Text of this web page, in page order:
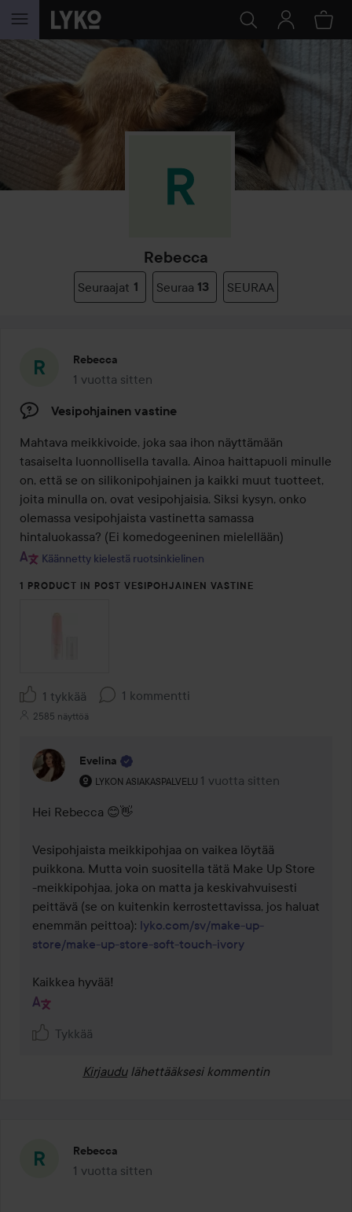
SIIRTYÄ JHK SISÄLTÖÖN
Rebecca
Seuraajat 1 Seuraa 13 SEURAA
Rebecca
1 vuotta sitten
Viesti luotiin 1 vuotta sitten
Vesipohjainen vastine
Mahtava meikkivoide, joka saa ihon näyttämään
tasaiselta luonnollisella tavalla. Ainoa haittapuoli minulle
on, että se on silikonipohjainen ja kaikki muut tuotteet,
joita minulla on, ovat vesipohjaisia. Siksi kysyn, onko
olemassa vesipohjaista vastinetta samassa
hintaluokassa? (Ei komedogeeninen mielellään)
Käännetty kielestä ruotsinkielinen
1 PRODUCT IN POST VESIPOHJAINEN VASTINE
1 tykkää 1 kommentti
2585 näyttöä
Evelina
LYKON ASIAKASPALVELU
Käyttäjän rooli: Lykon asiakaspalvelu .
1 vuotta sitten
Kommentti lisättiin 1
Hei Rebecca 😊👋
Vesipohjaista meikkipohjaa on vaikea löytää
puikkona. Mutta voin suositella tätä Make Up Store
-meikkipohjaa, joka on matta ja keskivahvuisesti
peittävä (se on kuitenkin kerrostettavissa, jos haluat
enemmän peittoa): lyko.com/sv/make-up-
store/make-up-store-soft-touch-ivory
Kaikkea hyvää!
Tykkää
Kirjaudu lähettääksesi kommentin
Rebecca
1 vuotta sitten
Viesti luotiin 1 vuotta sitten